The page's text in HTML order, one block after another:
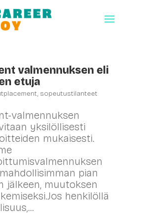
valmennuksen eli
etuja
, sopeutustilanteet
valmennuksen
yksilöllisesti
mukaisesti.​
pian
jälkeen, muutoksen
henkilöllä